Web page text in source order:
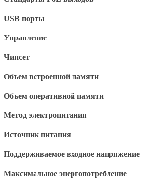
USB порты
Управление
Чипсет
Объем встроенной памяти
Объем оперативной памяти
Метод электропитания
Источник питания
Поддерживаемое входное напряжение
Максимальное энергопотребление